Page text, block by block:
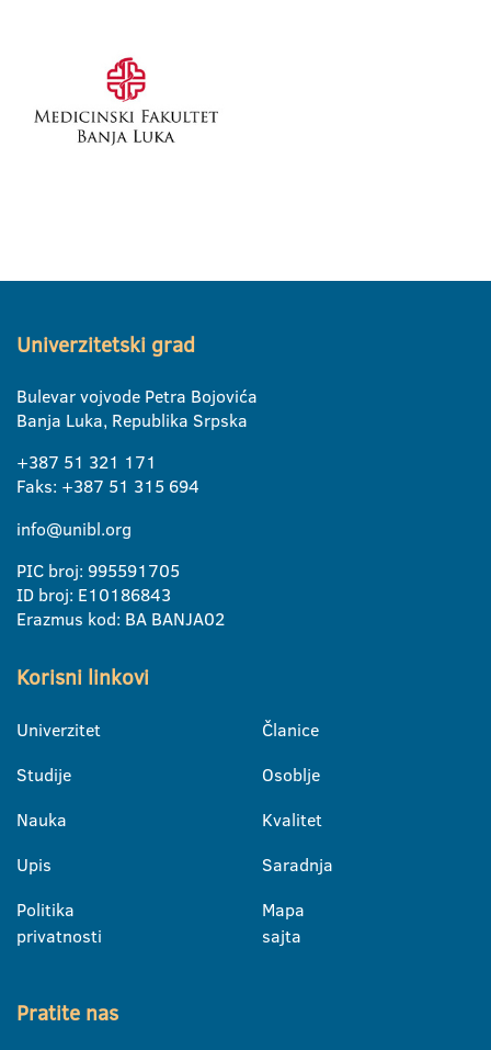
Univerzitetski grad
Bulevar vojvode Petra Bojovića
Banja Luka, Republika Srpska
+387 51 321 171
Faks: +387 51 315 694
info@unibl.org
PIC broj: 995591705
ID broj: E10186843
Erazmus kod: BA BANJA02
Korisni linkovi
Univerzitet
Studije
Nauka
Upis
Politika
privatnosti
Članice
Osoblje
Kvalitet
Saradnja
Mapa
sajta
Pratite nas